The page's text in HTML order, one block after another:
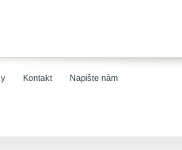
Kontakt Napište nám